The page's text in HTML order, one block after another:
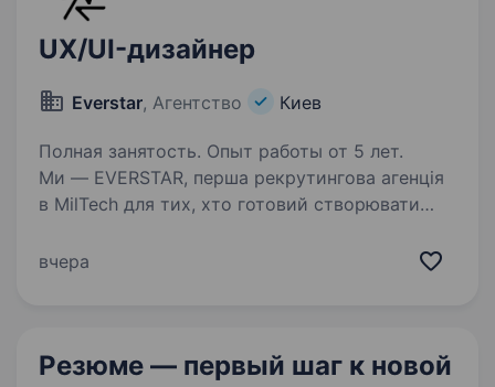
UX/UI-дизайнер
Everstar, Агентство Киев
Полная занятость. Опыт работы от 5 лет.
Ми — EVERSTAR, перша рекрутингова агенція
в MilTech для тих, хто готовий створювати
розказуємо про роль. Компанія, що створює
вчера
Резюме — первый шаг к новой